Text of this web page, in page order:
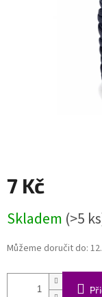
7 Kč
cena:
Skladem (>5
Můžeme doručit do: